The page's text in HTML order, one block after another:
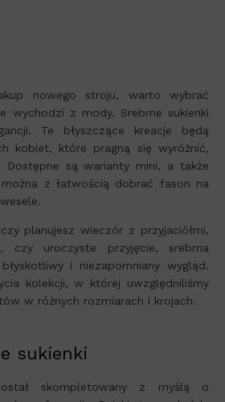
nowego stroju, warto wybrać
wychodzi z mody. Srebrne sukienki
Te błyszczące kreacje będą
kobiet, które pragną się wyróżnić,
Dostępne są warianty mini, a także
z łatwością dobrać fason na
planujesz wieczór z przyjaciółmi,
czy uroczyste przyjęcie, srebrna
i niezapomniany wygląd.
kolekcji, w której uwzględniliśmy
w różnych rozmiarach i krojach.
sukienki
skompletowany z myślą o